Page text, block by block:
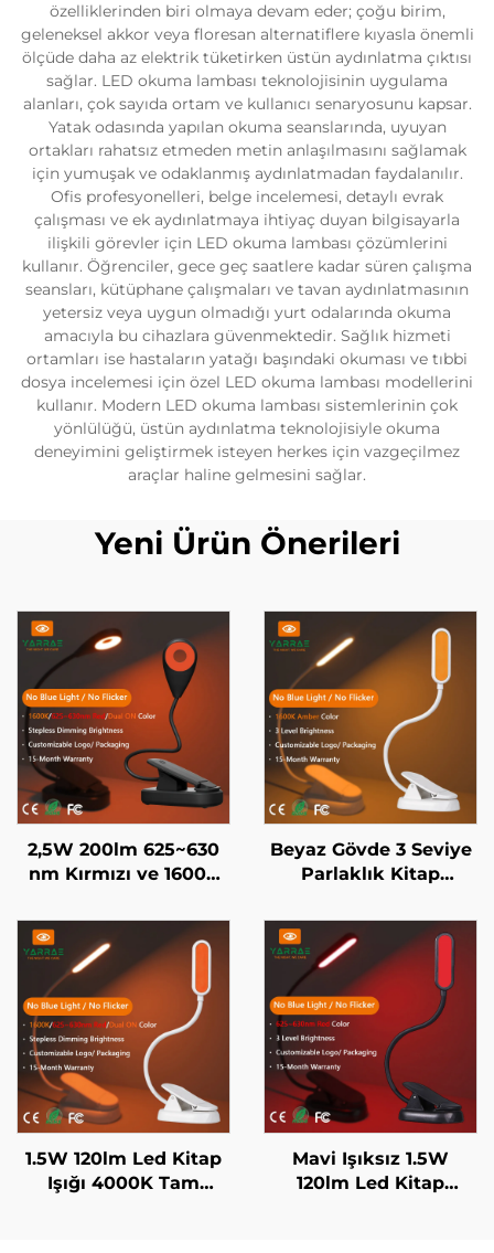
özelliklerinden biri olmaya devam eder; çoğu birim,
geleneksel akkor veya floresan alternatiflere kıyasla önemli
ölçüde daha az elektrik tüketirken üstün aydınlatma çıktısı
sağlar. LED okuma lambası teknolojisinin uygulama
alanları, çok sayıda ortam ve kullanıcı senaryosunu kapsar.
Yatak odasında yapılan okuma seanslarında, uyuyan
ortakları rahatsız etmeden metin anlaşılmasını sağlamak
için yumuşak ve odaklanmış aydınlatmadan faydalanılır.
Ofis profesyonelleri, belge incelemesi, detaylı evrak
çalışması ve ek aydınlatmaya ihtiyaç duyan bilgisayarla
ilişkili görevler için LED okuma lambası çözümlerini
kullanır. Öğrenciler, gece geç saatlere kadar süren çalışma
seansları, kütüphane çalışmaları ve tavan aydınlatmasının
yetersiz veya uygun olmadığı yurt odalarında okuma
amacıyla bu cihazlara güvenmektedir. Sağlık hizmeti
ortamları ise hastaların yatağı başındaki okuması ve tıbbi
dosya incelemesi için özel LED okuma lambası modellerini
kullanır. Modern LED okuma lambası sistemlerinin çok
yönlülüğü, üstün aydınlatma teknolojisiyle okuma
deneyimini geliştirmek isteyen herkes için vazgeçilmez
araçlar haline gelmesini sağlar.
Yeni Ürün Önerileri
2,5W 200lm 625~630
nm Kırmızı ve 1600K
Cisim Taşınabilir
Klipsli LED Kitap Işığı
Beyaz Gövde 3 Seviye
Parlaklık Kitap
Odası Yatağın Başucu
Lambası 1600K Amber
Renk LED Kitap
Okuma Işığı
1.5W 120lm Led Kitap
Işığı 4000K Tam
Mavi Işıksız 1.5W
120lm Led Kitap